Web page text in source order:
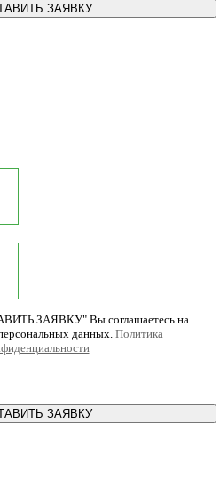
ЗАЯВКУ
ЗАЯВКУ" Вы соглашаетесь на
данных.Политика
ЗАЯВКУ